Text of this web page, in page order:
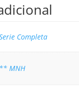
Completa
** MNH